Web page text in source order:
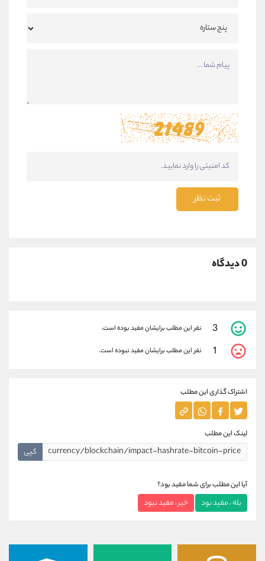
ثبت نظر
0 دیدگاه
3 نفر این مطلب برایشان مفید بوده است.
1 نفر این مطلب برایشان مفید نبوده است.
اشتراک گذاری این مطلب
لینک این مطلب
کپی
آیا این مطلب برای شما مفید بود؟
بله ، مفید بود خیر ، مفید نبود